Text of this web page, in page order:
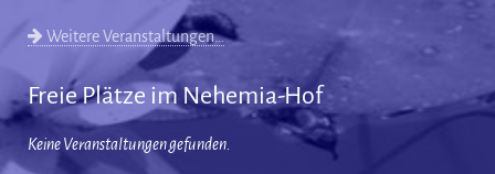
Weitere Veranstaltungen…
Freie Plätze im Nehemia-Hof
Keine Veranstaltungen gefunden.